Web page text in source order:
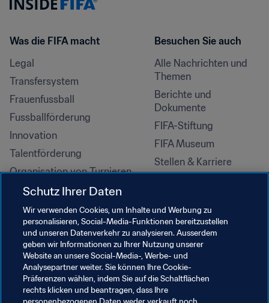
Was die FIFA macht
Legal
Transfersystem
Frauenfussball
Fussballförderung
Innovation
Talentförderung
Organisation von Turnieren
Nachhaltigkeit
Menschenrechte und
Antidiskriminierung
Gesundheit und Medizin
Bildungsinitiativen
Besuchen Sie auch
Alle Nachrichten und
Themen
Berichte und
Dokumente
FIFA-Stiftung
FIFA Museum
Stellen & Karriere
Schutz Ihrer Daten
Wir verwenden Cookies, um Inhalte und Werbung zu
personalisieren, Social-Media-Funktionen bereitzustellen
und unseren Datenverkehr zu analysieren. Ausserdem
geben wir Informationen zu Ihrer Nutzung unserer
Website an unsere Social-Media-, Werbe- und
Analysepartner weiter. Sie können Ihre Cookie-
Präferenzen wählen, indem Sie auf die Schaltflächen
rechts klicken und beantragen, dass Ihre